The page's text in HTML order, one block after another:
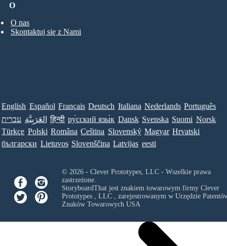
O
O nas
Skontaktuj się z Nami
English Español Français Deutsch Italiana Nederlands Português
עברית العَرَبِيَّة हिन्दी ру́сский язы́к Dansk Svenska Suomi Norsk
Türkçe Polski Româna Ceština Slovenský Magyar Hrvatski
български Lietuvos Slovenščina Latvijas eesti
© 2026 - Clever Prototypes, LLC - Wszelkie prawa
zastrzeżone.
StoryboardThat jest znakiem towarowym firmy Clever
Prototypes , LLC, zarejestrowanym w Urzędzie
Znaków Towarowych USA